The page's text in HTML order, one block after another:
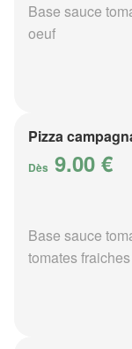
Base sauce
oeuf
Pizza
Dès 9.00 €
Base sauce
tomates fraiches